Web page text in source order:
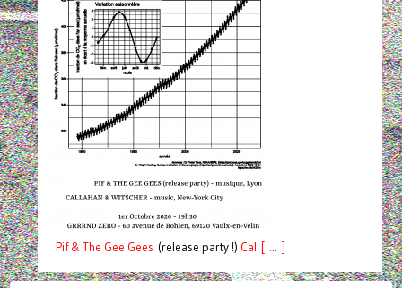
Pif& The Gee Gees (release party !) Cal [ ... ]